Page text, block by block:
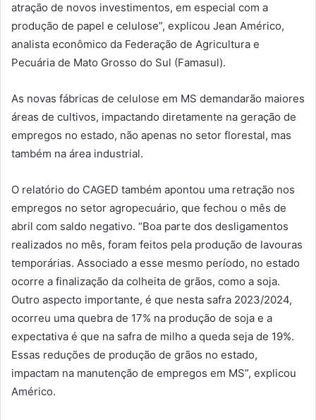
atração de novos investimentos, em especial com a
produção de papel e celulose”, explicou Jean Américo,
analista econômico da Federação de Agricultura e
Pecuária de Mato Grosso do Sul (Famasul).
As novas fábricas de celulose em MS demandarão maiores
áreas de cultivos, impactando diretamente na geração de
empregos no estado, não apenas no setor florestal, mas
também na área industrial.
O relatório do CAGED também apontou uma retração nos
empregos no setor agropecuário, que fechou o mês de
abril com saldo negativo. “Boa parte dos desligamentos
realizados no mês, foram feitos pela produção de lavouras
temporárias. Associado a esse mesmo período, no estado
ocorre a finalização da colheita de grãos, como a soja.
Outro aspecto importante, é que nesta safra 2023/2024,
ocorreu uma quebra de 17% na produção de soja e a
expectativa é que na safra de milho a queda seja de 19%.
Essas reduções de produção de grãos no estado,
impactam na manutenção de empregos em MS”, explicou
Américo.